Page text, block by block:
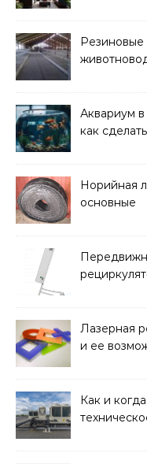
Резиновые
решать
Аквариум в
как
Норийная
основные
и советы
Лазерная
и ее
Как и